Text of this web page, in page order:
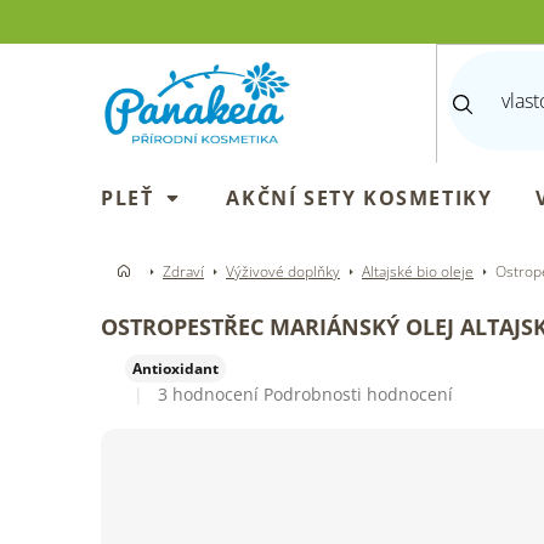
PLEŤ AKČNÍ SETY KOSMETIKY
Zdraví Výživové doplňky Altajské bio oleje
OSTROPESTŘEC MARIÁNSKÝ OLEJ
Antioxidant
Průměrné
3 hodnocení Podrobnosti hodnocení